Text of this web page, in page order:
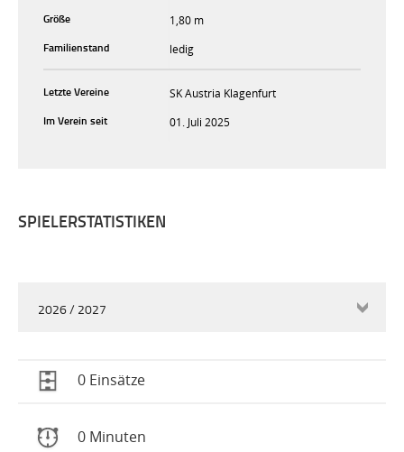
Größe
1,80 m
Familienstand
ledig
Letzte Vereine
SK Austria Klagenfurt
Im Verein seit
01. Juli 2025
SPIELERSTATISTIKEN
2026 / 2027
0 Einsätze
0 Minuten